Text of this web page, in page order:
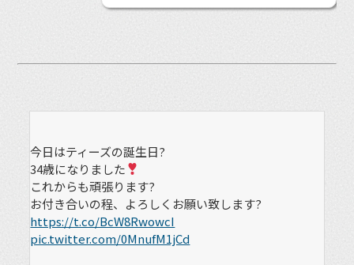
今日はティーズの誕生日?
34歳になりました
これからも頑張ります?
お付き合いの程、よろしくお願い致します?
https://t.co/BcW8RwowcI
pic.twitter.com/0MnufM1jCd